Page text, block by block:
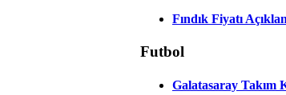
Fındık Fiyatı
Futbol
Galatasaray Takım